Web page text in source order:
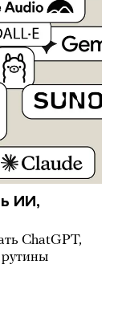
ИИ,
ChatGPT,